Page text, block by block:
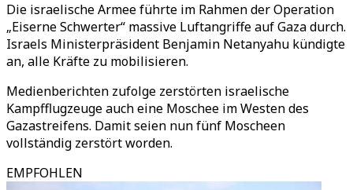
Die israelische Armee führte im Rahmen der Operation
„Eiserne Schwerter“ massive Luftangriffe auf Gaza durch.
Israels Ministerpräsident Benjamin Netanyahu kündigte
an, alle Kräfte zu mobilisieren.
Medienberichten zufolge zerstörten israelische
Kampfflugzeuge auch eine Moschee im Westen des
Gazastreifens. Damit seien nun fünf Moscheen
vollständig zerstört worden.
EMPFOHLEN